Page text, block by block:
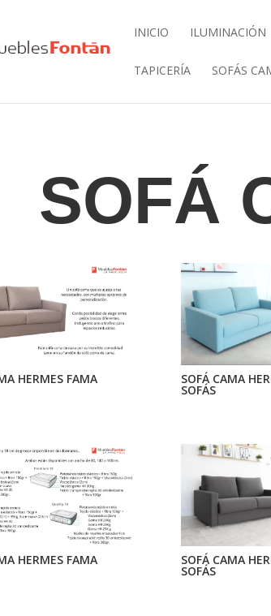
INICIO ILUMINACIÓN
TAPICERÍA SOFÁS
SOFÁ
HERMES FAMA SOFÁ CAMA
SOFÁS
HERMES FAMA SOFÁ CAMA
SOFÁS